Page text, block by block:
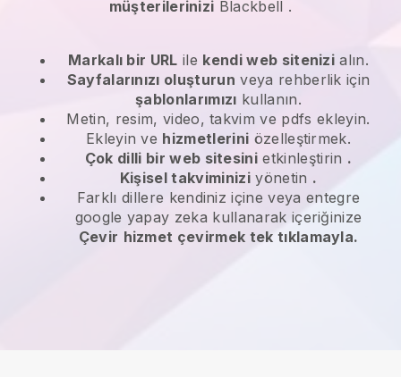
müşterilerinizi Blackbell .
Markalı bir URL ile kendi web sitenizi alın.
Sayfalarınızı oluşturun veya rehberlik için
şablonlarımızı kullanın.
Metin, resim, video, takvim ve pdfs ekleyin.
Ekleyin ve hizmetlerini özelleştirmek.
Çok dilli bir web sitesini etkinleştirin .
Kişisel takviminiziyönetin .
Farklı dillere kendiniz içine veya entegre
google yapay zeka kullanarak içeriğinize
Çevir hizmet çevirmek tek tıklamayla.